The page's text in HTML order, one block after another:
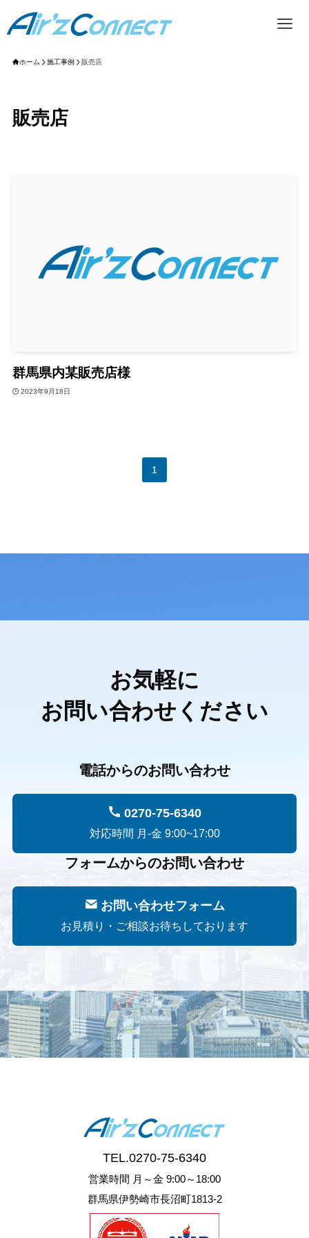
ホーム 施工事例 販売店
販売店
群馬県内某販売店様
2023年9月18日
1
お気軽に
お問い合わせください
電話からのお問い合わせ
0270-75-6340
対応時間 月-金 9:00~17:00
フォームからのお問い合わせ
お問い合わせフォーム
お見積り・ご相談お待ちしております
TEL.0270-75-6340
営業時間 月～金 9:00～18:00
群馬県伊勢崎市長沼町1813-2